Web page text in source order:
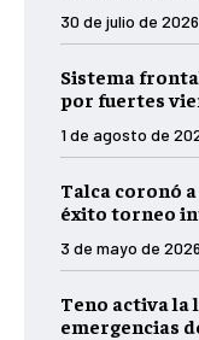
30 de julio de 2026
Sistema
por fuertes
1 de agosto de
Talca coronó
éxito torneo
3 de mayo de 2026
Teno activa la
emergencias